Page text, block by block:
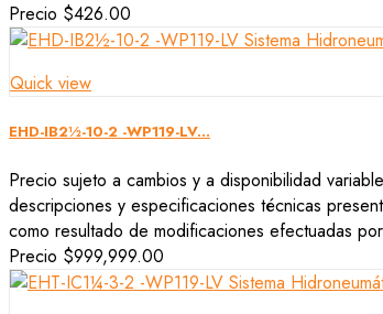
Precio $426.00
Quick view
EHD-IB2½-10-2 -WP119-LV...
Precio sujeto a cambios y a disponibilidad
descripciones y especificaciones técnicas
como resultado de modificaciones efectuadas
Precio $999,999.00